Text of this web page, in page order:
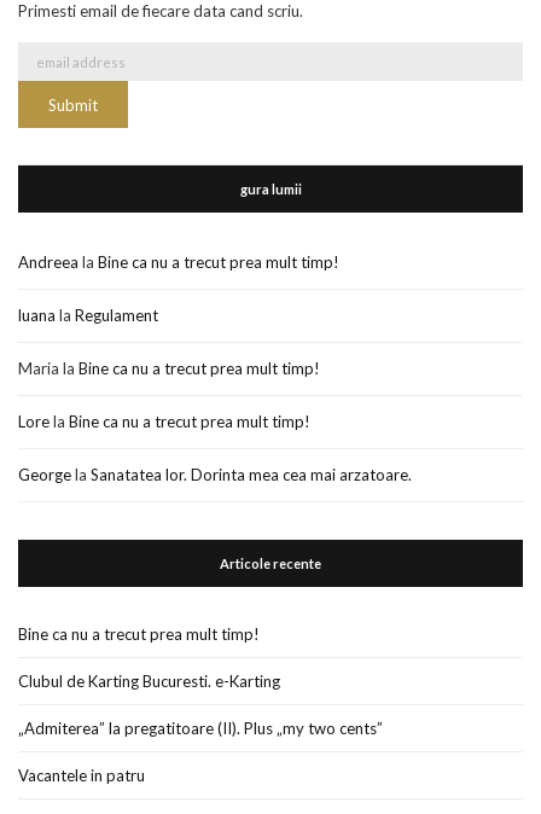
Primesti email de fiecare data cand scriu.
gura lumii
Andreea la Bine ca nu a trecut prea mult timp!
luana la Regulament
Maria la Bine ca nu a trecut prea mult timp!
Lorela Bine ca nu a trecut prea mult timp!
Georgela Sanatatea lor. Dorinta mea cea mai arzatoare.
Articole recente
Bine ca nu a trecut prea mult timp!
Clubul de Karting Bucuresti. e-Karting
„Admiterea” la pregatitoare (II). Plus „my two cents”
Vacantele in patru